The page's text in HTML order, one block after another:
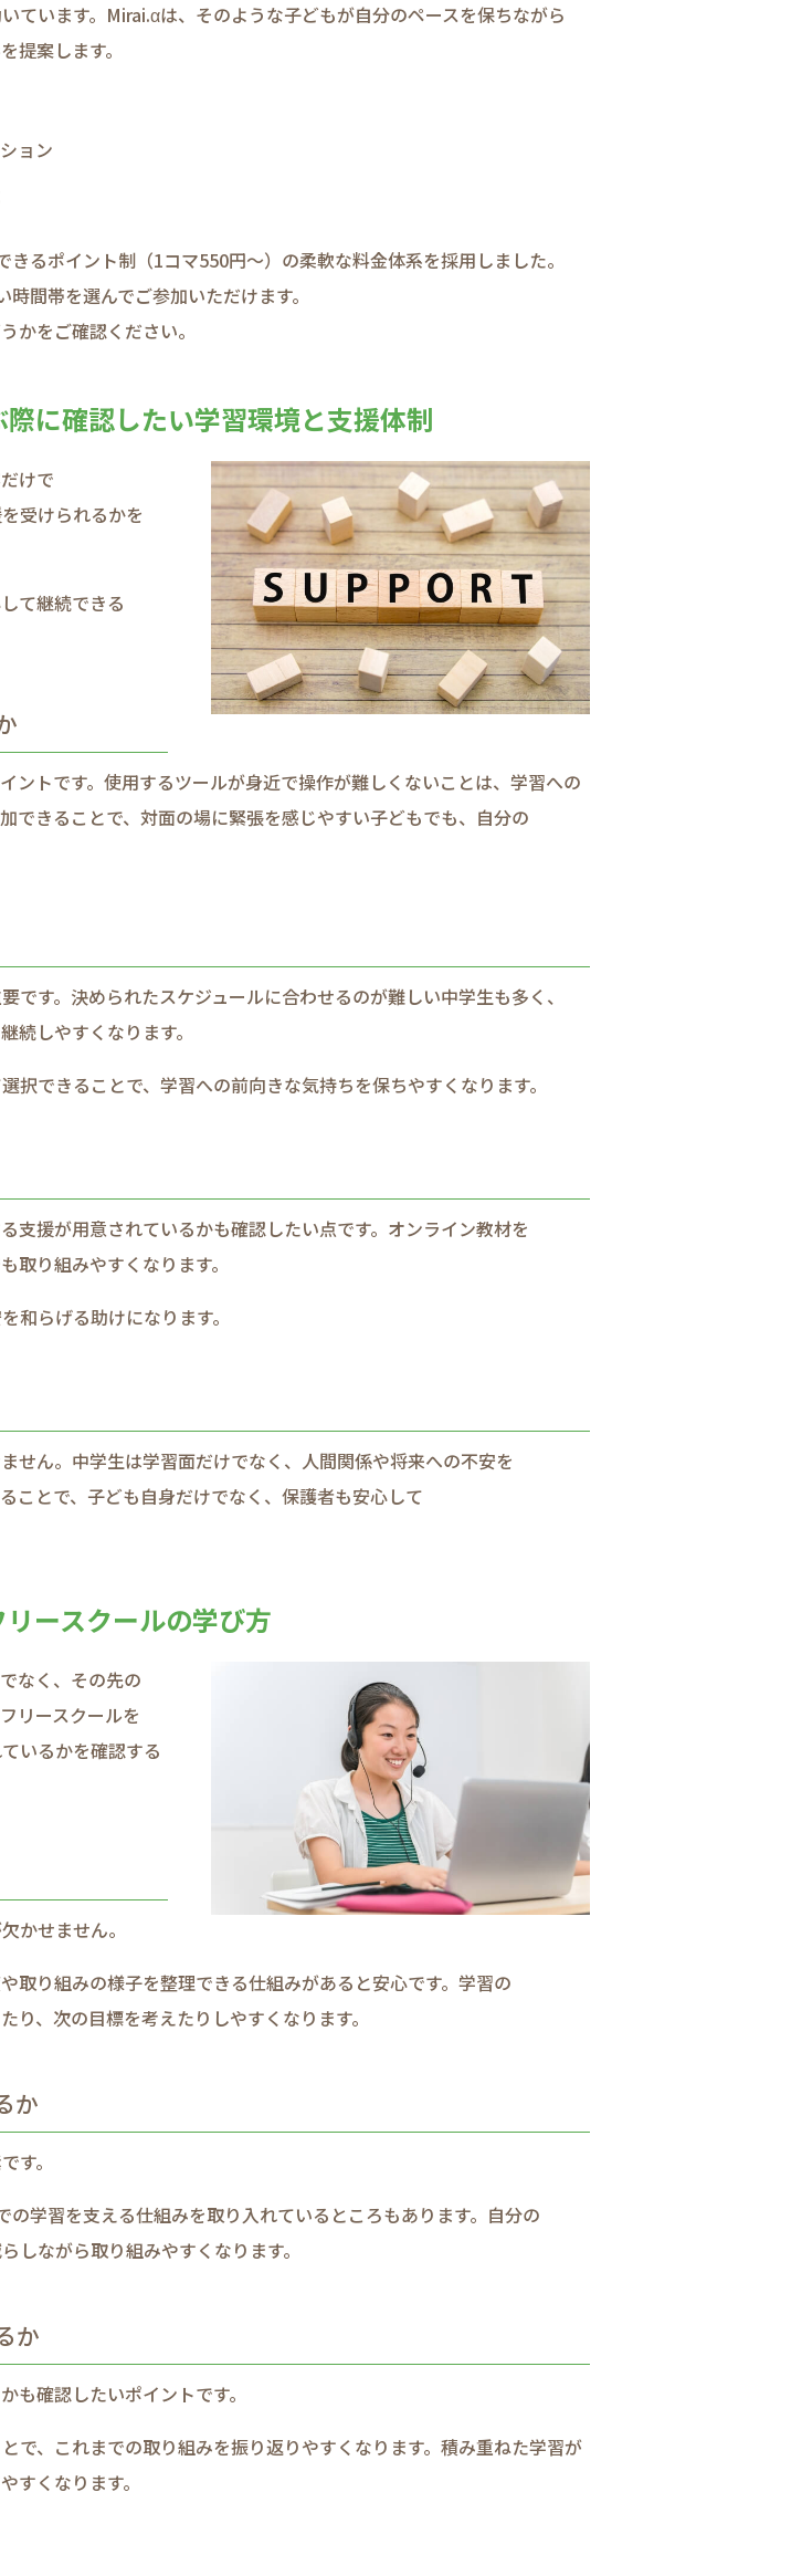
ています。​Mirai.αは、​そのような​子どもが​自分の​ペースを​保ちながら​
提案します。​
ョン
る​ポイント制​（1コマ550円～）の​柔軟な​料金体系を​採用しました。
間帯を​選んで​ご参加いただけます。
かを​ご確認ください。​
に​確認したい​学習環境と​支援体制
けで​
受けられるかを​
て​継続できる​
ントです。​使用する​ツールが​身近で​操作が​難しくない​ことは、​学習への​
できる​ことで、​対面の​場に​緊張を​感じやすい​子ども​でも、​自分の​
す。​決められた​スケジュールに​合わせるのが​難しい​中学生も​多く、​
続しやすくなります。​
できる​ことで、​学習への​前向きな​気持ちを​保ちやすくなります。​
支援が​用意されているかも​確認したい点です。​オンライン教材を​
取り​組みやすくなります。​
和らげる​助けに​なります。​
せん。​中学生は​学習面だけでなく、​人間​関係や​将来への​不安を​
ことで、​子ども​自身だけでなく、​保護者も​安心して​
ースクールの​学び方
なく、​その先の​
リースクールを​
いるかを​確認する​
かせません。​
取り組みの​様子を​整理できる​仕組みが​あると​安心です。​学習の​
、​次の​目標を​考えたりしやすくなります。​
か
す。​
学習を​支える​仕組みを​取り入れている​ところも​あります。​自分の​
しながら​取り​組みやすくなります。​
か
も​確認したい​ポイントです。​
で、​これまでの​取り組みを​振り返りやすくなります。​積み重ねた​学習が​
すくなります。​